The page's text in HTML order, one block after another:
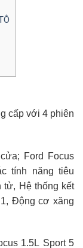
cấp với 4 phiên
Ford Focus
tính năng tiêu
tử, Hệ thống kết
Động cơ xăng
1.5L Sport 5